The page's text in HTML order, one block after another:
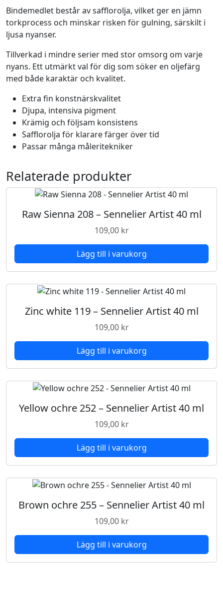
8
-
S
n
n
e
s
ä
n
Bindemedlet består av safflorolja, vilket ger en jämn
torkprocess och minskar risken för gulning, särskilt i
ljusa nyanser.
Tillverkad i mindre serier med stor omsorg om varje
nyans. Ett utmärkt val för dig som söker en oljefärg
med både karaktär och kvalitet.
Extra fin konstnärskvalitet
Djupa, intensiva pigment
Krämig och följsam konsistens
Safflorolja för klarare färger över tid
Passar många måleritekniker
Relaterade produkter
Raw Sienna 208 – Sennelier Artist 40 ml
109,00 kr
Lägg till i varukorg
Zinc white 119 – Sennelier Artist 40 ml
109,00 kr
Lägg till i varukorg
Yellow ochre 252 – Sennelier Artist 40 ml
109,00 kr
Lägg till i varukorg
Brown ochre 255 – Sennelier Artist 40 ml
109,00 kr
Lägg till i varukorg